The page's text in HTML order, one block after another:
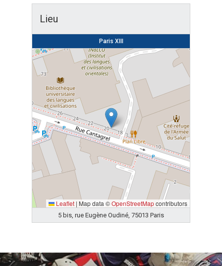
Lieu
Paris XIII
Leaflet | Map data ©OpenStreetMapcontributors
5 bis, rue Eugène Oudiné, 75013 Paris